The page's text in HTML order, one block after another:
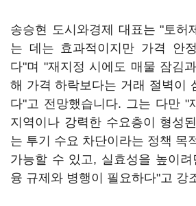
송승현 도시와경제 대표는 "토허
는 데는 효과적이지만 가격 안
다"며 "재지정 시에도 매물 잠김
해 가격 하락보다는 거래 절벽이
다"고 전망했습니다. 그는 다만 "
지역이나 강력한 수요층이 형성
는 투기 수요 차단이라는 정책 목
가능할 수 있고, 실효성을 높이
융 규제와 병행이 필요하다"고 강